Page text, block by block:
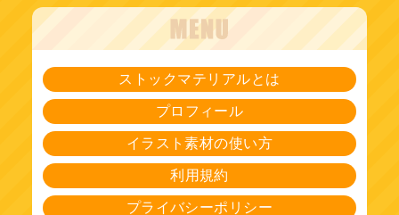
ストックマテリアルとは
プロフィール
イラスト素材の使い方
利用規約
プライバシーポリシー